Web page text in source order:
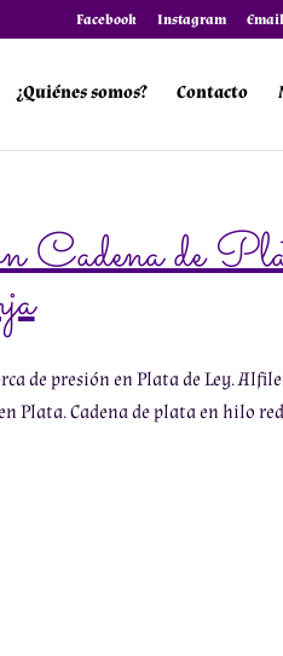
Facebook Instagram Email
¿Quiénes somos? Contacto
Cadena de
de presión en Plata de Ley.
Plata. Cadena de plata en hilo